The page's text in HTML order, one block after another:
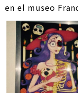
en el museo